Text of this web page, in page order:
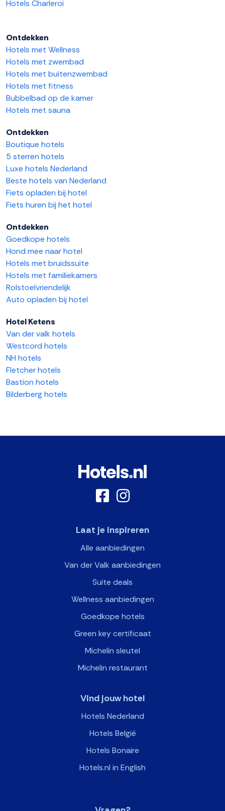
Hotels Charleroi
Ontdekken
Hotels met Wellness
Hotels met zwembad
Hotels met buitenzwembad
Hotels met fitness
Bubbelbad op de kamer
Hotels met sauna
Ontdekken
Boutique hotels
5 sterren hotels
Luxe hotels Nederland
Beste hotels van Nederland
Fiets opladen bij hotel
Fiets huren bij het hotel
Ontdekken
Goedkope hotels
Hond mee naar hotel
Hotels met bruidssuite
Hotels met familiekamers
Rolstoelvriendelijk
Auto opladen bij hotel
Hotel Ketens
Van der valk hotels
Westcord hotels
NH hotels
Fletcher hotels
Bastion hotels
Bilderberg hotels
Laat je inspireren
Alle aanbiedingen
Van der Valk aanbiedingen
Suite deals
Wellness aanbiedingen
Goedkope hotels
Green key certificaat
Michelin sleutel
Michelin restaurant
Vind jouw hotel
Hotels Nederland
Hotels België
Hotels Bonaire
Hotels.nl in English
>